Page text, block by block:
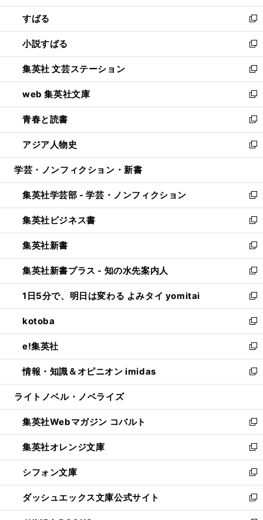
開
く
ウ
で
開
く
ン
ド
ウ
で
開
く
すばる
新
し
い
ウ
ィ
ン
ド
ウ
で
開
く
小説すばる
新
し
い
ウ
ィ
ン
ド
ウ
で
開
集英社 文芸ステーション
新
し
い
ウ
ィ
ン
ド
ウ
開
く
web 集英社文庫
新
し
い
ウ
ィ
ン
ウ
で
開
く
青春と読書
新
し
い
ウ
ン
ド
ウ
で
開
く
アジア人物史
新
し
ウ
ィ
ン
ド
ウ
で
開
く
学芸・ノンフィクション・新書
集英社学芸部 - 学芸・ノンフィクション
新
し
い
ウ
ィ
ン
ド
ウ
で
開
く
集英社ビジネス書
新
し
い
ウ
ィ
ン
ド
ウ
で
開
く
集英社新書
新
し
い
ウ
ィ
ン
ド
ウ
で
開
く
集英社新書プラス - 知の水先案内人
新
し
い
ウ
ィ
ン
ド
ウ
で
開
1日5分で、明日は変わる よみタイ yomitai
新
し
い
ウ
ィ
ン
ド
ウ
開
く
kotoba
新
し
い
ウ
ィ
ン
ウ
で
開
く
e!集英社
新
し
い
ウ
ン
ド
ウ
で
開
く
情報・知識＆オピニオン imidas
新
し
ウ
ィ
ン
ド
ウ
で
開
く
ライトノベル・ノベライズ
集英社Webマガジン コバルト
新
し
い
ウ
ィ
ン
ド
ウ
集英社オレンジ文庫
新
し
い
ウ
ィ
ン
シフォン文庫
新
し
い
ウ
ダッシュエックス文庫公式サイト
新
し